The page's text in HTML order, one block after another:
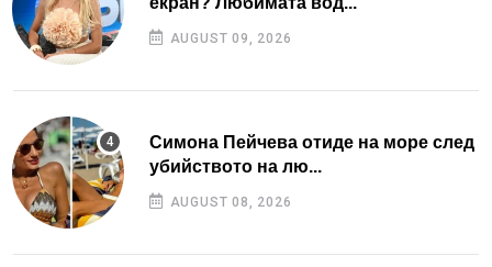
AUGUST 09, 2026
Симона Пейчева отиде на море след
убийството на лю...
AUGUST 08, 2026